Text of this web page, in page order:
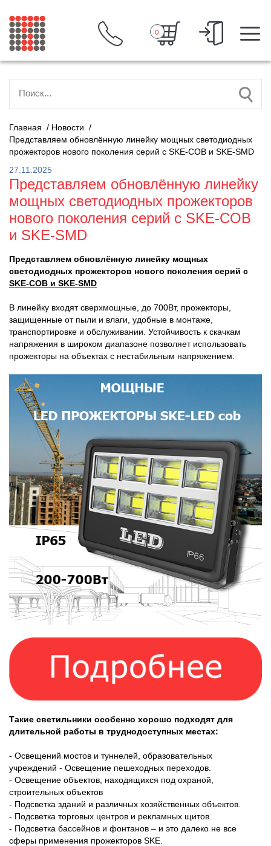
0
Главная / Новости /
Представляем обновлённую линейку мощных светодиодных
прожекторов нового поколения серий с SKE-COB и SKE-SMD
27.11.2025
Представляем обновлённую линейку
мощных светодиодных прожекторов
нового поколения серий с SKE-COB
и SKE-SMD
Представляем обновлённую линейку мощных
светодиодных прожекторов нового поколения серий с
SKE-COB и SKE-SMD
В линейку входят сверхмощные, до 700Вт, прожекторы,
защищенные от пыли и влаги, удобные в монтаже,
транспортировке и обслуживании. Устойчивость к скачкам
напряжения в широком диапазоне позволяет использовать
прожекторы на объектах с нестабильным напряжением.
Такие светильники особенно хорошо подходят для
длительной работы в труднодоступных местах:
- Освещений мостов и туннелей, образовательных
учреждений - Освещение пешеходных переходов.
- Освещение объектов, находящихся под охраной,
строительных объектов
- Подсветка зданий и различных хозяйственных объектов.
- Подсветка торговых центров и рекламных щитов.
- Подсветка бассейнов и фонтанов – и это далеко не все
сферы применения прожекторов SKE.